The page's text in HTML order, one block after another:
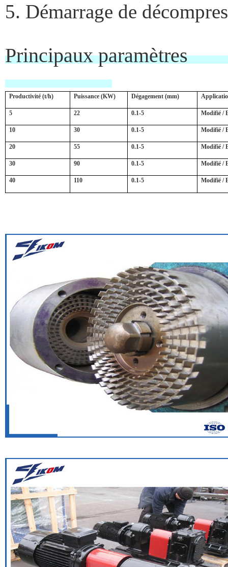
5. Démarrage de
Productivité (t/h) Puissance (KW) Dégagement (mm)
5 22 0.1-5 Modifié /
10 30 0.1-5 Modifié /
20 55 0.1-5 Modifié /
30 90 0.1-5 Modifié /
40 110 0.1-5 Modifié /